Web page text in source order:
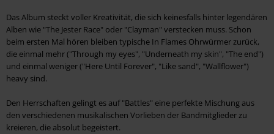
Das Album steckt voller Kreativität, die sich keinesfalls hinter legendären
Alben wie "The Jester Race" oder "Clayman" verstecken muss. Schon
beim ersten Mal hören bleiben typische In Flames Ohrwürmer zurück,
die einmal mehr ("Through my eyes", "Underneath my skin", "The end")
und einmal weniger ("Here Until Forever", "Like sand", "Wallflower")
heavy sind.
Den Herrschaften gelingt es auf "Battles" eine perfekte Mischung aus
den verschiedenen musikalischen Vorlieben der Bandmitglieder zu
kreieren, die absolut begeistert.